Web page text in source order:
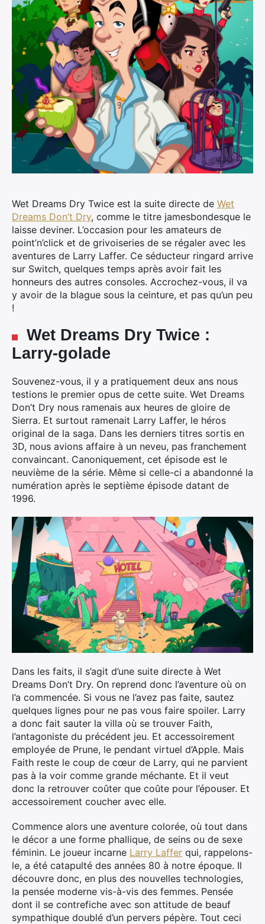
Wet Dreams Dry Twice est la suite directe de Wet
Dreams Don’t Dry, comme le titre jamesbondesque le
laisse deviner. L’occasion pour les amateurs de
point’n’click et de grivoiseries de se régaler avec les
aventures de Larry Laffer. Ce séducteur ringard arrive
sur Switch, quelques temps après avoir fait les
honneurs des autres consoles. Accrochez-vous, il va
y avoir de la blague sous la ceinture, et pas qu’un peu
!
Wet Dreams Dry Twice :
Larry-golade
Souvenez-vous, il y a pratiquement deux ans nous
testions le premier opus de cette suite. Wet Dreams
Don’t Dry nous ramenais aux heures de gloire de
Sierra. Et surtout ramenait Larry Laffer, le héros
original de la saga. Dans les derniers titres sortis en
3D, nous avions affaire à un neveu, pas franchement
convaincant. Canoniquement, cet épisode est le
neuvième de la série. Même si celle-ci a abandonné la
numération après le septième épisode datant de
1996.
Dans les faits, il s’agit d’une suite directe à Wet
Dreams Don’t Dry. On reprend donc l’aventure où on
l’a commencée. Si vous ne l’avez pas faite, sautez
quelques lignes pour ne pas vous faire spoiler. Larry
a donc fait sauter la villa où se trouver Faith,
l’antagoniste du précédent jeu. Et accessoirement
employée de Prune, le pendant virtuel d’Apple. Mais
Faith reste le coup de cœur de Larry, qui ne parvient
pas à la voir comme grande méchante. Et il veut
donc la retrouver coûter que coûte pour l’épouser. Et
accessoirement coucher avec elle.
Commence alors une aventure colorée, où tout dans
le décor a une forme phallique, de seins ou de sexe
féminin. Le joueur incarne Larry Laffer qui, rappelons-
le, a été catapulté des années 80 à notre époque. Il
découvre donc, en plus des nouvelles technologies,
la pensée moderne vis-à-vis des femmes. Pensée
dont il se contrefiche avec son attitude de beauf
sympathique doublé d’un pervers pépère. Tout ceci